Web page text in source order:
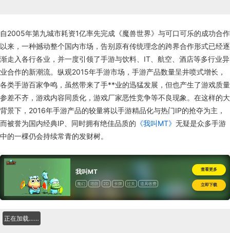
自2005年第九城市耗资1亿率先完成《魔兽世界》与可口可乐的成功合作
以来，一种撼动整个国内市场，告别原有传统理念的跨界合作形式已经逐
渐走入各行各业，并一度引领了手游与饮料、IT、航空、酒店等多行业异
业合作的新潮流。纵观2015年手游市场，手游产品数量呈井喷式增长，
各类手游百家争鸣，虽然带来了手**业的迅猛发展，但也产生了游戏质量
参差不齐，游戏内容同质化，游戏厂家恶性竞争等不良现象。在这样的大
背景下，2016年手游产品的较量将以手游精品化与热门IP的抢夺为主，
而被誉为国内经典IP、同时拥有绝佳品质的 《我叫MT》 无疑是众多手游
中的一棵仍会持续常青的发财树。
我叫MT
魔幻 塔防 2D 卡牌 过关 道具收费
查看更多
立即下载
正在加载……